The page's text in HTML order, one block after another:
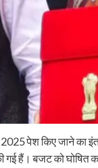
पेश किए जाने का
गई हैं। बजट को